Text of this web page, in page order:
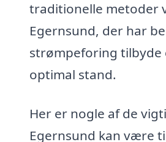
traditionelle metoder
Egernsund, der har
strømpeforing tilbyde
optimal stand.
Her er nogle af de
Egernsund kan være